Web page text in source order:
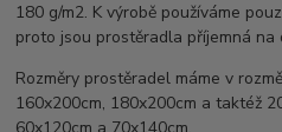
180 g/m2. K výrobě používáme
proto jsou prostěradla příjemná na
Rozměry prostěradel máme v
160x200cm, 180x200cm a taktéž